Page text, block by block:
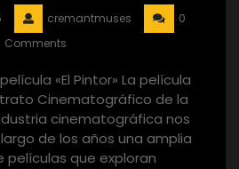
cremantmuses
0
Comments
«El Pintor» La película
Cinematográfico de la
cinematográfica nos
de los años una amplia
películas que exploran